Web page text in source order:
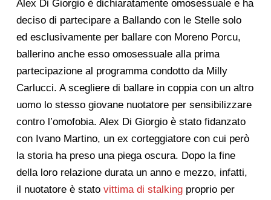
Alex Di Giorgio è dichiaratamente omosessuale e ha
deciso di partecipare a Ballando con le Stelle solo
ed esclusivamente per ballare con Moreno Porcu,
ballerino anche esso omosessuale alla prima
partecipazione al programma condotto da Milly
Carlucci. A scegliere di ballare in coppia con un altro
uomo lo stesso giovane nuotatore per sensibilizzare
contro l’omofobia. Alex Di Giorgio è stato fidanzato
con Ivano Martino, un ex corteggiatore con cui però
la storia ha preso una piega oscura. Dopo la fine
della loro relazione durata un anno e mezzo, infatti,
il nuotatore è stato vittima di stalkingproprio per